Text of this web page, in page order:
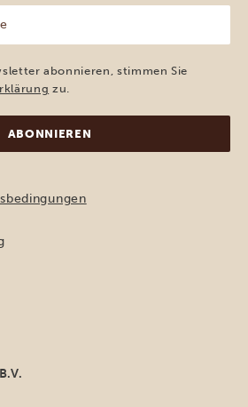
abonnieren, stimmen Sie
zu.